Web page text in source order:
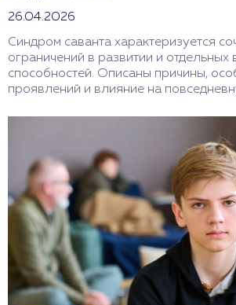
26.04.2026
Синдром саванта характеризуется
ограничений в развитии и
способностей. Описаны причины,
проявлений и влияние на